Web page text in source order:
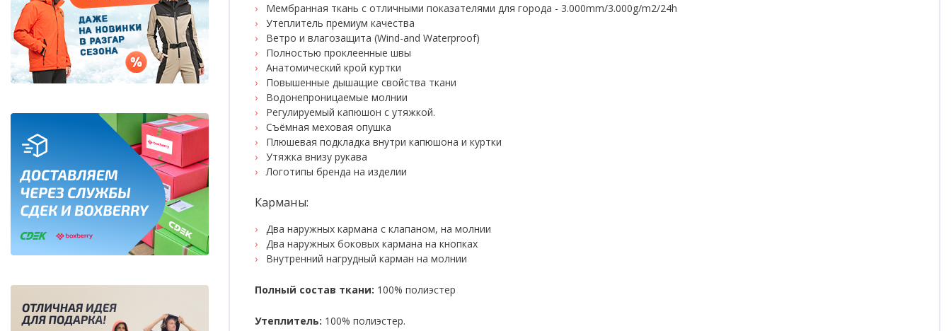
Мембранная ткань с отличными показателями для города - 3.000mm/3.000g/m2/24h
Утеплитель премиум качества
Ветро и влагозащита (Wind-and Waterproof)
Полностью проклеенные швы
Анатомический крой куртки
Повышенные дышащие свойства ткани
Водонепроницаемые молнии
Регулируемый капюшон с утяжкой.
Съёмная меховая опушка
Плюшевая подкладка внутри капюшона и куртки
Утяжка внизу рукава
Логотипы бренда на изделии
Карманы:
Два наружных кармана с клапаном, на молнии
Два наружных боковых кармана на кнопках
Внутренний нагрудный карман на молнии
Полный состав ткани: 100% полиэстер
Утеплитель: 100% полиэстер.